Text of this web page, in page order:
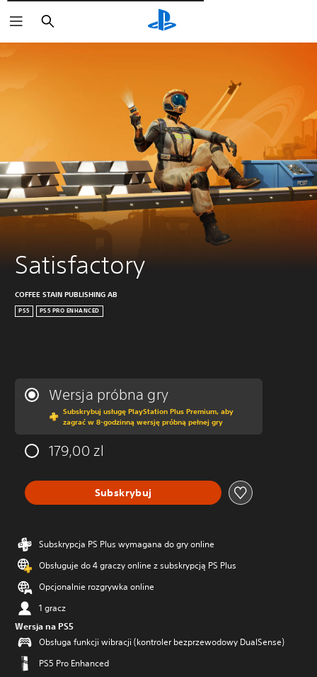
Wyszukaj
Satisfactory
COFFEE STAIN PUBLISHING AB
PS5 PS5 PRO ENHANCED
Wersja próbna gry
Subskrybuj usługę PlayStation Plus Premium, aby
zagrać w 8-godzinną wersję próbną pełnej gry
179,00 zl
Subskrybuj
Subskrypcja PS Plus wymagana do gry online
Obsługuje do 4 graczy online z subskrypcją PS Plus
Opcjonalnie rozgrywka online
1 gracz
Wersja na PS5
Obsługa funkcji wibracji (kontroler bezprzewodowy DualSense)
PS5 Pro Enhanced